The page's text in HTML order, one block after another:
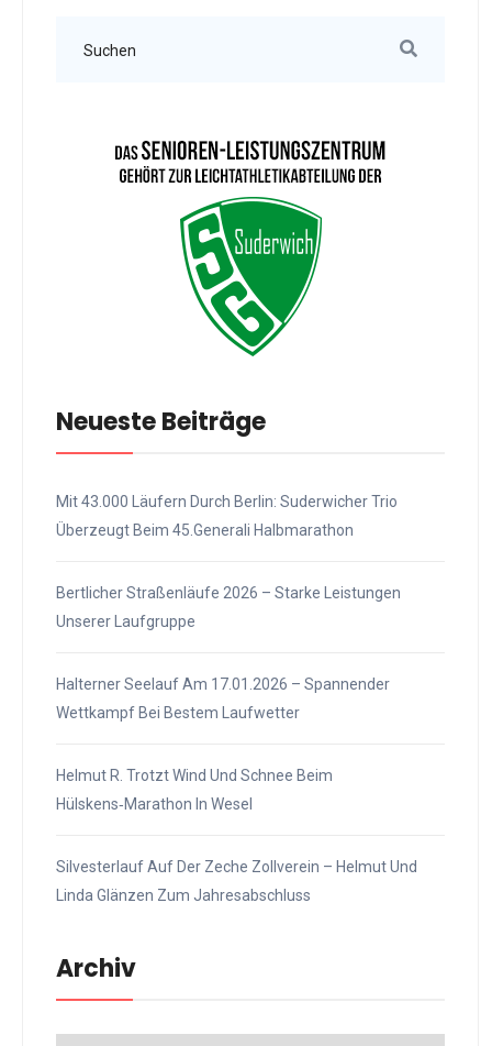
Neueste Beiträge
Mit 43.000 Läufern Durch Berlin: Suderwicher Trio
Überzeugt Beim 45.Generali Halbmarathon
Bertlicher Straßenläufe 2026 – Starke Leistungen
Unserer Laufgruppe
Halterner Seelauf Am 17.01.2026 – Spannender
Wettkampf Bei Bestem Laufwetter
Helmut R. Trotzt Wind Und Schnee Beim
Hülskens‑Marathon In Wesel
Silvesterlauf Auf Der Zeche Zollverein – Helmut Und
Linda Glänzen Zum Jahresabschluss
Archiv